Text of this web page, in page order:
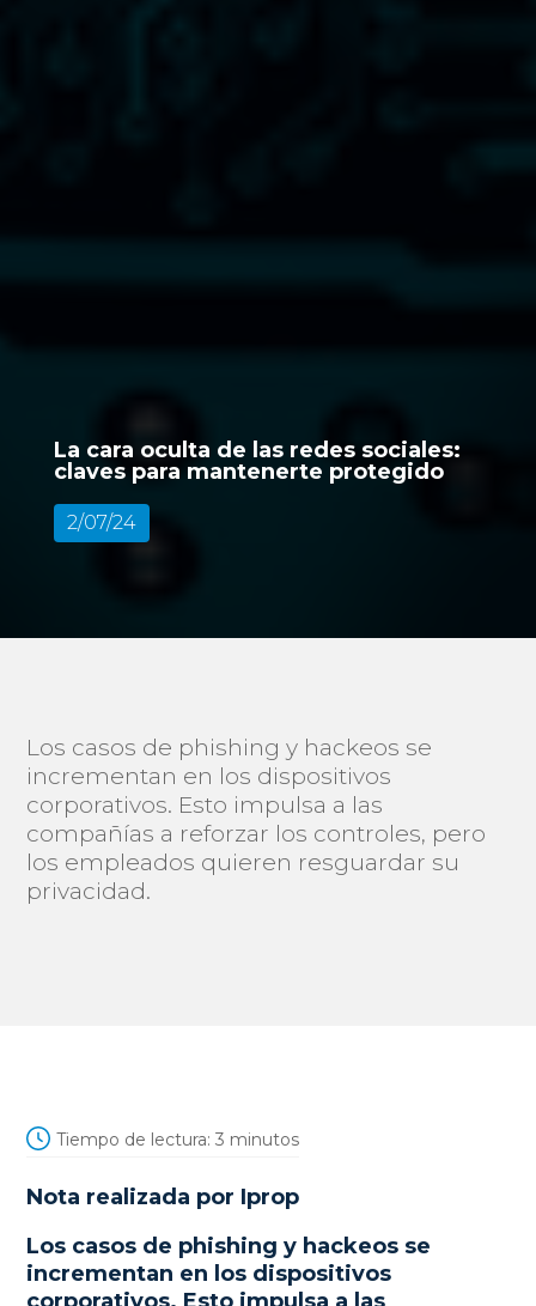
La cara oculta de las redes sociales:
claves para mantenerte protegido
2/07/24
Los casos de phishing y hackeos se
incrementan en los dispositivos
corporativos. Esto impulsa a las
compañías a reforzar los controles, pero
los empleados quieren resguardar su
privacidad.
Tiempo de lectura: 3 minutos
Nota realizada por Iprop
Los casos de phishing y hackeos se
incrementan en los dispositivos
corporativos. Esto impulsa a las